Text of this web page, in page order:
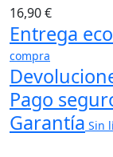
16,90 €
Entrega
compra
Pago
Garantía Sin